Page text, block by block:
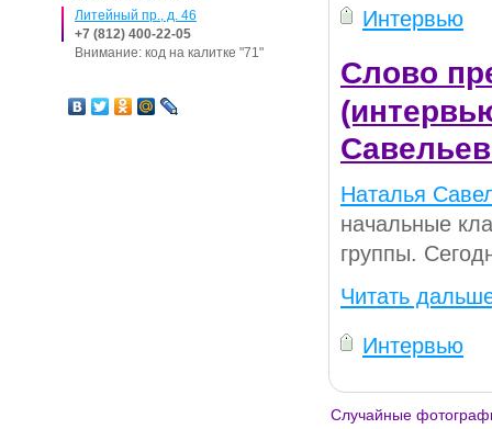
Литейный пр., д. 46
+7 (812) 400-22-05
Внимание: код на калитке "71"
Интервью
Слово
Наталья
начальные
группы.
Читать
Интервью
Случайные